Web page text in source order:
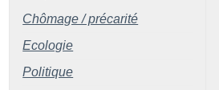
Chômage / précarité
Ecologie
Politique